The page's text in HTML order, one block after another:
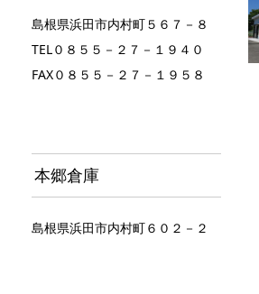
島根県浜田市内村町５６７－８
TEL０８５５－２７－１９４０
FAX０８５５－２７－１９５８
本郷倉庫
島根県浜田市内村町６０２－２